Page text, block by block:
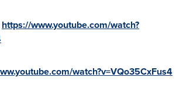
https://www.youtube.com/watch?
watch?v=VQo35CxFus4